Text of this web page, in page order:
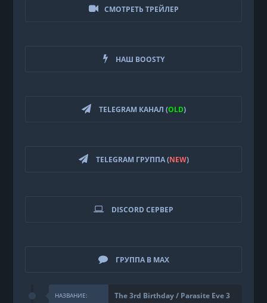
СМОТРЕТЬ ТРЕЙЛЕР
НАШ BOOSTY
TELEGRAM КАНАЛ (OLD)
TELEGRAM ГРУППА (NEW)
DISCORD СЕРВЕР
ГРУППА В MAX
НАЗВАНИЕ: The 3rd Birthday / Parasite Eve 3